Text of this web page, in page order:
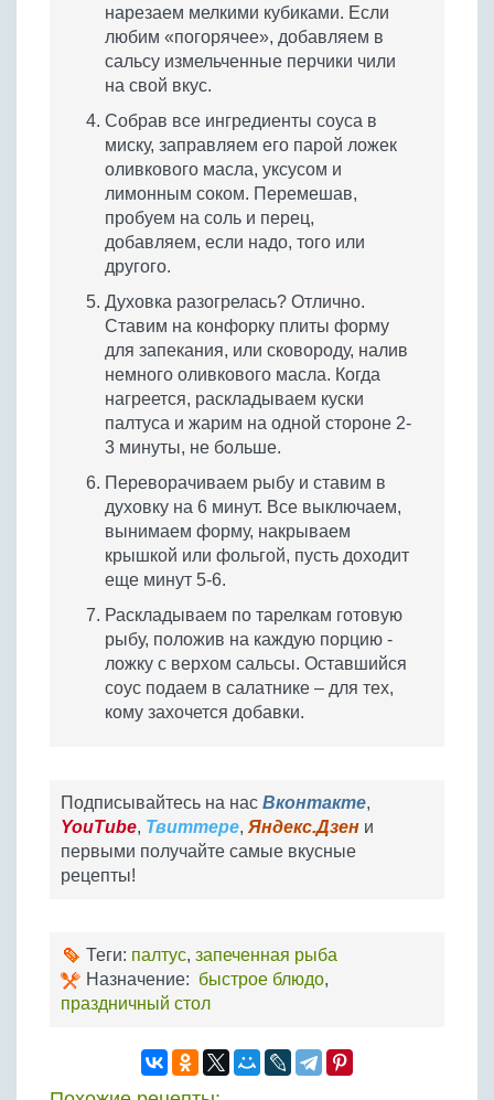
нарезаем мелкими кубиками. Если
любим «погорячее», добавляем в
сальсу измельченные перчики чили
на свой вкус.
Собрав все ингредиенты соуса в
миску, заправляем его парой ложек
оливкового масла, уксусом и
лимонным соком. Перемешав,
пробуем на соль и перец,
добавляем, если надо, того или
другого.
Духовка разогрелась? Отлично.
Ставим на конфорку плиты форму
для запекания, или сковороду, налив
немного оливкового масла. Когда
нагреется, раскладываем куски
палтуса и жарим на одной стороне 2-
3 минуты, не больше.
Переворачиваем рыбу и ставим в
духовку на 6 минут. Все выключаем,
вынимаем форму, накрываем
крышкой или фольгой, пусть доходит
еще минут 5-6.
Раскладываем по тарелкам готовую
рыбу, положив на каждую порцию -
ложку с верхом сальсы. Оставшийся
соус подаем в салатнике – для тех,
кому захочется добавки.
Подписывайтесь на нас Вконтакте,
YouTube, Твиттере, Яндекс.Дзен и
первыми получайте самые вкусные
рецепты!
Теги: палтус, запеченная рыба
Назначение: быстрое блюдо,
праздничный стол